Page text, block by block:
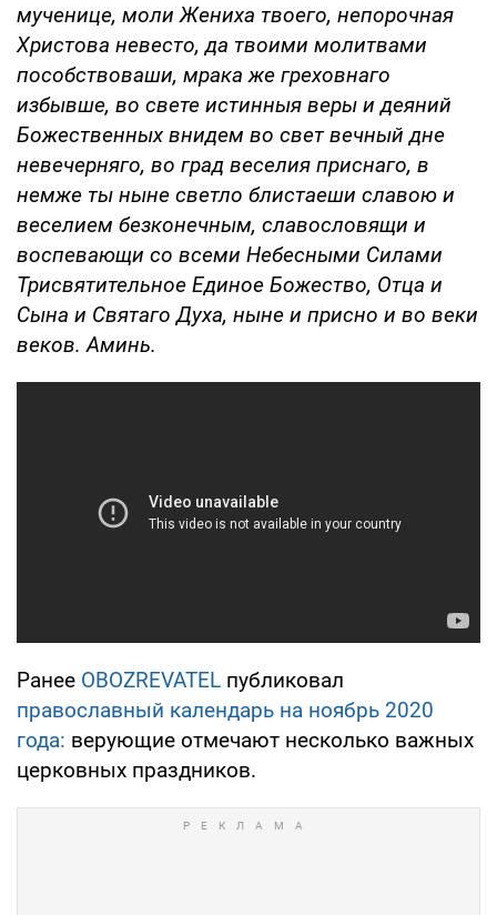
мученице, моли Жениха твоего, непорочная
Христова невесто, да твоими молитвами
пособствоваши, мрака же греховнаго
избывше, во свете истинныя веры и деяний
Божественных внидем во свет вечный дне
невечерняго, во град веселия приснаго, в
немже ты ныне светло блистаеши славою и
веселием безконечным, славословящи и
воспевающи со всеми Небесными Силами
Трисвятительное Единое Божество, Отца и
Сына и Святаго Духа, ныне и присно и во веки
веков. Аминь.
Ранее OBOZREVATEL публиковал
православный календарь на ноябрь 2020
года: верующие отмечают несколько важных
церковных праздников.